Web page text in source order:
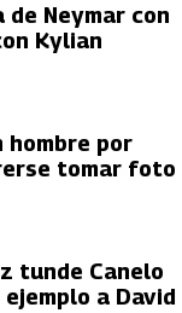
de Neymar con
Kylian
hombre por
tomar foto
tunde Canelo
a David